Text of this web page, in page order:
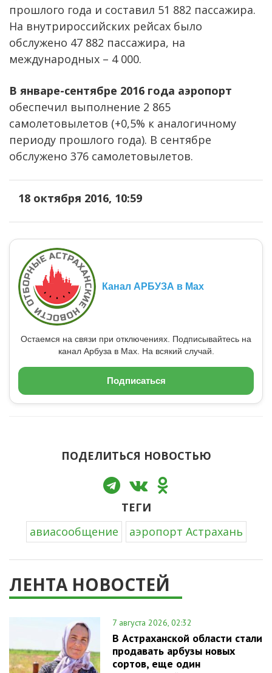
прошлого года и составил 51 882 пассажира.
На внутрироссийских рейсах было
обслужено 47 882 пассажира, на
международных – 4 000.
В январе-сентябре 2016 года аэропорт
обеспечил выполнение 2 865
самолетовылетов (+0,5% к аналогичному
периоду прошлого года). В сентябре
обслужено 376 самолетовылетов.
18 октября 2016, 10:59
Канал АРБУЗА в Max
Остаемся на связи при отключениях. Подписывайтесь на
канал Арбуза в Max. На всякий случай.
Подписаться
ПОДЕЛИТЬСЯ НОВОСТЬЮ
ТЕГИ
авиасообщение
аэропорт Астрахань
ЛЕНТА НОВОСТЕЙ
7 августа 2026, 02:32
В Астраханской области стали
продавать арбузы новых
сортов, еще один